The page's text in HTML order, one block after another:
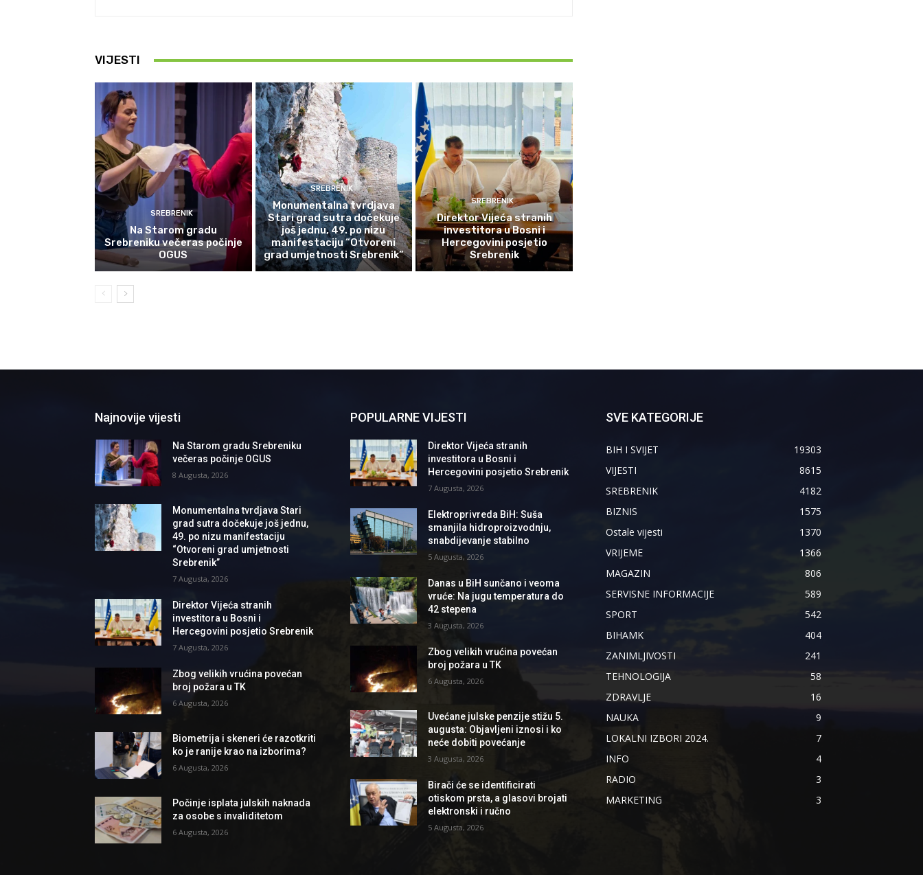
VIJESTI
SREBRENIK
Na Starom gradu
Srebreniku večeras počinje
OGUS
SREBRENIK
Monumentalna tvrdjava
Stari grad sutra dočekuje
još jednu, 49. po nizu
manifestaciju “Otvoreni
grad umjetnosti Srebrenik”
SREBRENIK
Direktor Vijeća stranih
investitora u Bosni i
Hercegovini posjetio
Srebrenik
Najnovije vijesti
Na Starom gradu Srebreniku
večeras počinje OGUS
8 Augusta, 2026
Monumentalna tvrdjava Stari
grad sutra dočekuje još jednu,
49. po nizu manifestaciju
“Otvoreni grad umjetnosti
Srebrenik”
7 Augusta, 2026
Direktor Vijeća stranih
investitora u Bosni i
Hercegovini posjetio Srebrenik
7 Augusta, 2026
Zbog velikih vrućina povećan
broj požara u TK
6 Augusta, 2026
Biometrija i skeneri će razotkriti
ko je ranije krao na izborima?
6 Augusta, 2026
Počinje isplata julskih naknada
za osobe s invaliditetom
6 Augusta, 2026
POPULARNE VIJESTI
Direktor Vijeća stranih
investitora u Bosni i
Hercegovini posjetio Srebrenik
7 Augusta, 2026
Elektroprivreda BiH: Suša
smanjila hidroproizvodnju,
snabdijevanje stabilno
5 Augusta, 2026
Danas u BiH sunčano i veoma
vruće: Na jugu temperatura do
42 stepena
3 Augusta, 2026
Zbog velikih vrućina povećan
broj požara u TK
6 Augusta, 2026
Uvećane julske penzije stižu 5.
augusta: Objavljeni iznosi i ko
neće dobiti povećanje
3 Augusta, 2026
Birači će se identificirati
otiskom prsta, a glasovi brojati
elektronski i ručno
5 Augusta, 2026
SVE KATEGORIJE
BIH I SVIJET
19303
VIJESTI
8615
SREBRENIK
4182
BIZNIS
1575
Ostale vijesti
1370
VRIJEME
1366
MAGAZIN
806
SERVISNE INFORMACIJE
589
SPORT
542
BIHAMK
404
ZANIMLJIVOSTI
241
TEHNOLOGIJA
58
ZDRAVLJE
16
NAUKA
9
LOKALNI IZBORI 2024.
7
INFO
4
RADIO
3
MARKETING
3